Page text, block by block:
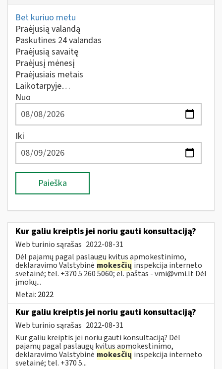
Bet kuriuo metu
Praėjusią valandą
Paskutines 24 valandas
Praėjusią savaitę
Praėjusį mėnesį
Praėjusiais metais
Laikotarpyje…
Nuo
Iki
Paieška
Kur galiu kreiptis jei noriu gauti konsultaciją?
Web turinio sąrašas 2022-08-31
Dėl pajamų pagal paslaugų kvitus apmokestinimo,
deklaravimo Valstybinė mokesčių inspekcija interneto
svetainė; tel. +370 5 260 5060; el. paštas -vmi@vmi.ltDėl
įmokų...
Metai: 2022
Kur galiu kreiptis jei noriu gauti konsultaciją?
Web turinio sąrašas 2022-08-31
Kur galiu kreiptis jei noriu gauti konsultaciją? Dėl
pajamų pagal paslaugų kvitus apmokestinimo,
deklaravimo Valstybinė mokesčių inspekcija interneto
svetainė; tel. +370 5...